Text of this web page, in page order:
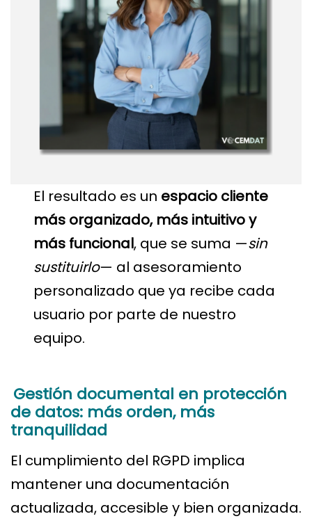
El resultado es un espacio cliente
más organizado, más intuitivo y
más funcional, que se suma —sin
sustituirlo— al asesoramiento
personalizado que ya recibe cada
usuario por parte de nuestro
equipo.
Gestión documental en protección
de datos: más orden, más
tranquilidad
El cumplimiento del RGPD implica
mantener una documentación
actualizada, accesible y bien organizada.